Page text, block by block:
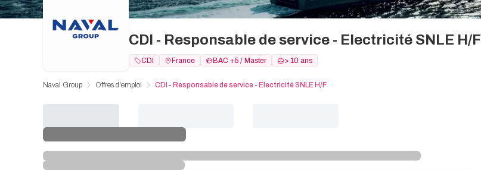
CDI - Responsable de service - Electricité SNLE H/F
CDI France BAC +5 / Master > 10 ans
Naval Group Offres d'emploi CDI - Responsable de service - Electricité SNLE H/F